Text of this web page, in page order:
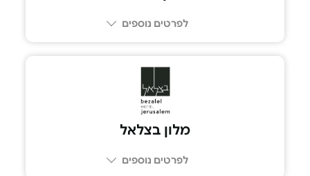
לפרטים נוספים
מלון בצלאל
לפרטים נוספים